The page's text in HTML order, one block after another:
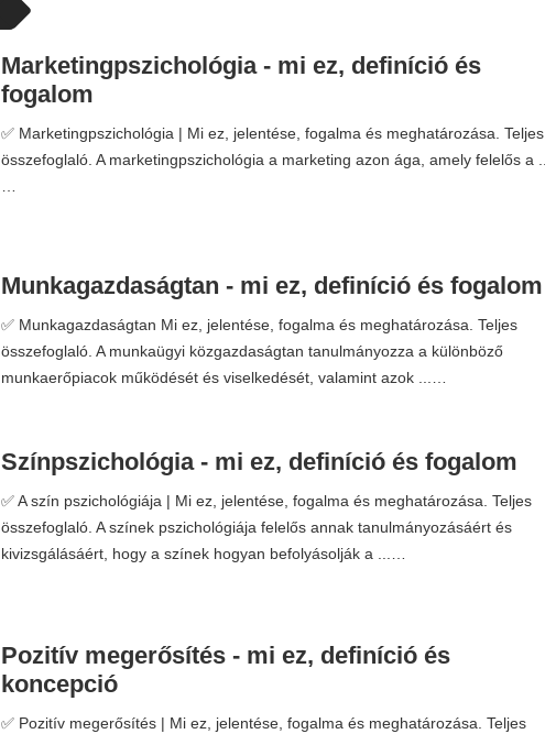
Marketingpszichológia - mi ez, definíció és
fogalom
✅ Marketingpszichológia | Mi ez, jelentése, fogalma és meghatározása. Teljes
összefoglaló. A marketingpszichológia a marketing azon ága, amely felelős a ...
Munkagazdaságtan - mi ez, definíció és fogalom
✅ Munkagazdaságtan Mi ez, jelentése, fogalma és meghatározása. Teljes
összefoglaló. A munkaügyi közgazdaságtan tanulmányozza a különböző
munkaerőpiacok működését és viselkedését, valamint azok ...…
Színpszichológia - mi ez, definíció és fogalom
✅ A szín pszichológiája | Mi ez, jelentése, fogalma és meghatározása. Teljes
összefoglaló. A színek pszichológiája felelős annak tanulmányozásáért és
kivizsgálásáért, hogy a színek hogyan befolyásolják a ...…
Pozitív megerősítés - mi ez, definíció és
koncepció
✅ Pozitív megerősítés | Mi ez, jelentése, fogalma és meghatározása. Teljes